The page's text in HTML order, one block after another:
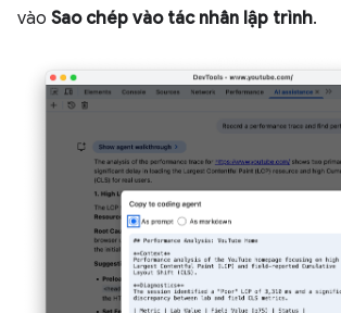
vào Sao chép vào tác nhân lập trình.